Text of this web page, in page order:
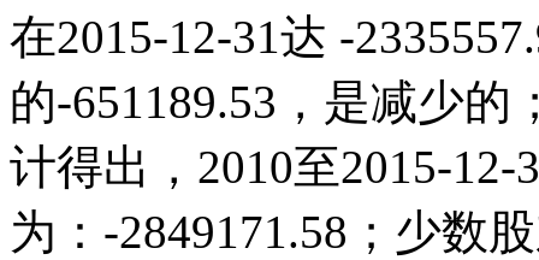
在2015-12-31达 -
的-651189.53，是减少
计得出，2010至2015-12-
为：-2849171.58；少数